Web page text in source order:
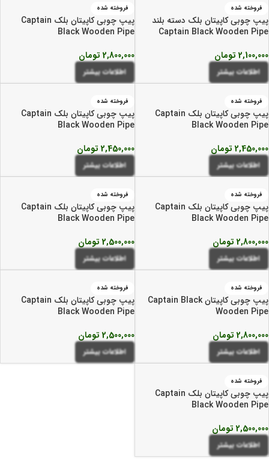
فروخته شده
پیپ چوبی کاپیتان بلک دسته بلند
Captain Black Wooden Pipe
2,100,000 تومان
اطلاعات بیشتر
فروخته شده
پیپ چوبی کاپیتان بلک Captain
Black Wooden Pipe
2,800,000 تومان
اطلاعات بیشتر
فروخته شده
پیپ چوبی کاپیتان بلک Captain
Black Wooden Pipe
2,450,000 تومان
اطلاعات بیشتر
فروخته شده
پیپ چوبی کاپیتان بلک Captain
Black Wooden Pipe
2,450,000 تومان
اطلاعات بیشتر
فروخته شده
پیپ چوبی کاپیتان بلک Captain
Black Wooden Pipe
2,800,000 تومان
اطلاعات بیشتر
فروخته شده
پیپ چوبی کاپیتان بلک Captain
Black Wooden Pipe
2,500,000 تومان
اطلاعات بیشتر
فروخته شده
پیپ چوبی کاپیتان Captain Black
Wooden Pipe
2,800,000 تومان
اطلاعات بیشتر
فروخته شده
پیپ چوبی کاپیتان بلک Captain
Black Wooden Pipe
2,500,000 تومان
اطلاعات بیشتر
فروخته شده
پیپ چوبی کاپیتان بلک Captain
Black Wooden Pipe
2,500,000 تومان
اطلاعات بیشتر